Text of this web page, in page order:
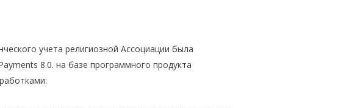
учета религиозной Ассоциации была
8.0. на базе программного продукта